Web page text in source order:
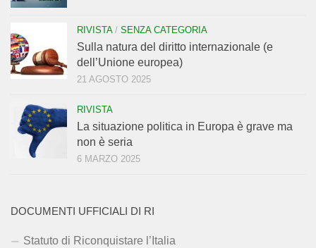
RIVISTA/ SENZA CATEGORIA
Sulla natura del diritto internazionale (e
dell’Unione europea)
21 AGOSTO 2025
RIVISTA
La situazione politica in Europa è grave ma
non è seria
6 MARZO 2025
DOCUMENTI UFFICIALI DI RI
Statuto di Riconquistare l’Italia